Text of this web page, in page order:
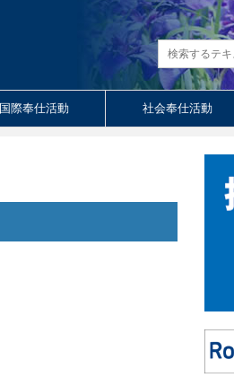
国際奉仕活動 社会奉仕活動